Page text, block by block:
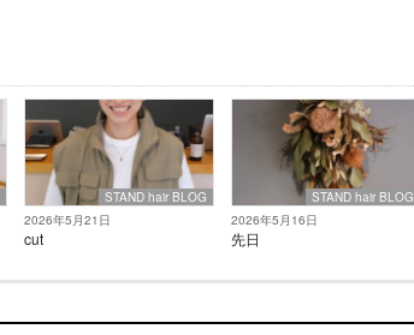
STAND hair BLOG
2026年5月21日
cut
STAND hair BLOG
2026年5月16日
先日